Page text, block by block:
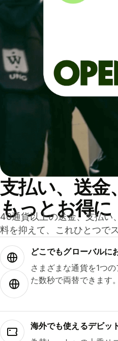
支払い、送金
もっとお得に
40通貨以上の送金、支払い
料を抑えて、これひとつで
どこでもグ⁠ロ⁠ー⁠バ⁠ルに
さまざまな通貨を1つ
た数秒で両替できます。
海外でも使えるデビッ